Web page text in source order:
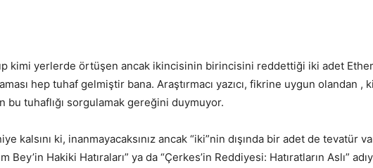
kimi yerlerde örtüşen ancak ikincisinin birincisini reddettiği iki adet Ethem
hep tuhaf gelmiştir bana. Araştırmacı yazıcı, fikrine uygun olandan ,
tuhaflığı sorgulamak gereğini duymuyor.
kalsını ki, inanmayacaksınız ancak “iki”nin dışında bir adet de tevatür
Bey’in Hakiki Hatıraları” ya da “Çerkes’in Reddiyesi: Hatıratların Aslı”